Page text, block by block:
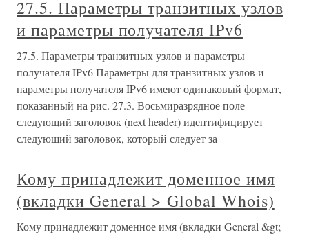
27.5. Параметры транзитных узлов
и параметры получателя IPv6
27.5. Параметры транзитных узлов и параметры
получателя IPv6 Параметры для транзитных узлов и
параметры получателя IPv6 имеют одинаковый формат,
показанный на рис. 27.3. Восьмиразрядное поле
следующий заголовок (next header) идентифицирует
следующий заголовок, который следует за
Кому принадлежит доменное имя
(вкладки General > Global Whois)
Кому принадлежит доменное имя (вкладки General &gt;